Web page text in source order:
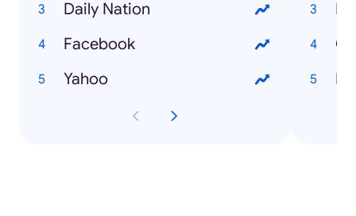
Daily Nation
Facebook
Yahoo